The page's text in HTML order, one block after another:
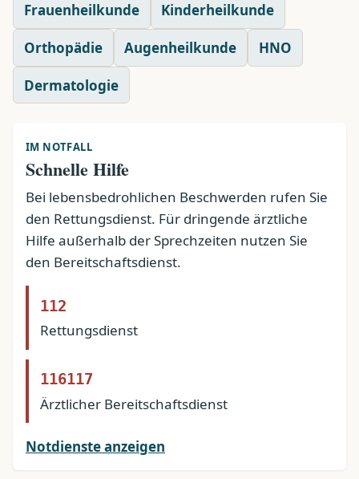
Frauenheilkunde Kinderheilkunde
Orthopädie Augenheilkunde HNO
Dermatologie
IM NOTFALL
Schnelle Hilfe
Bei lebensbedrohlichen Beschwerden rufen Sie
den Rettungsdienst. Für dringende ärztliche
Hilfe außerhalb der Sprechzeiten nutzen Sie
den Bereitschaftsdienst.
112
Rettungsdienst
116117
Ärztlicher Bereitschaftsdienst
Notdienste anzeigen